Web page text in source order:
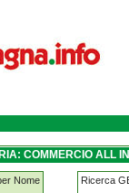
COMMERCIO ALL
SULLA SECCHIA
Nome Ricerca